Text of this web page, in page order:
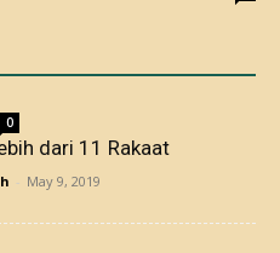
0
dari 11 Rakaat
- May 9, 2019